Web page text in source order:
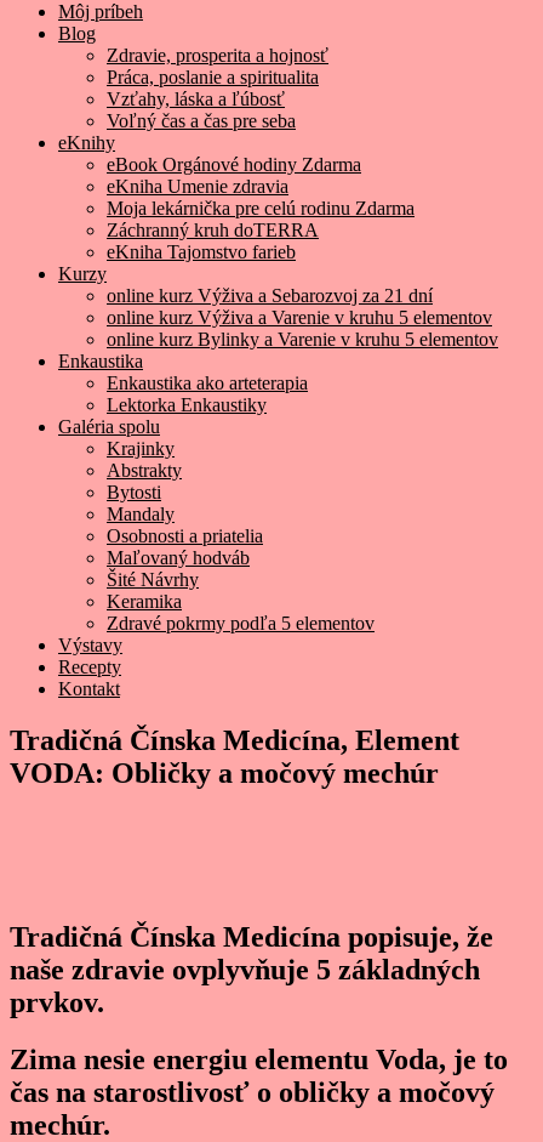
Môj príbeh
Blog
Zdravie, prosperita a hojnosť
Práca, poslanie a spiritualita
Vzťahy, láska a ľúbosť
Voľný čas a čas pre seba
eKnihy
eBook Orgánové hodiny Zdarma
eKniha Umenie zdravia
Moja lekárnička pre celú rodinu Zdarma
Záchranný kruh doTERRA
eKniha Tajomstvo farieb
Kurzy
online kurz Výživa a Sebarozvoj za 21 dní
online kurz Výživa a Varenie v kruhu 5 elementov
online kurz Bylinky a Varenie v kruhu 5 elementov
Enkaustika
Enkaustika ako arteterapia
Lektorka Enkaustiky
Galéria spolu
Krajinky
Abstrakty
Bytosti
Mandaly
Osobnosti a priatelia
Maľovaný hodváb
Šité Návrhy
Keramika
Zdravé pokrmy podľa 5 elementov
Výstavy
Recepty
Kontakt
Tradičná Čínska Medicína, Element
VODA: Obličky a močový mechúr
Tradičná Čínska Medicína popisuje, že
naše zdravie ovplyvňuje 5 základných
prvkov.
Zima nesie energiu elementu Voda, je to
čas na starostlivosť o obličky a močový
mechúr.